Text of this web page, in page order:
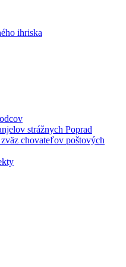
ihriska
strážnych Poprad
chovateľov poštových